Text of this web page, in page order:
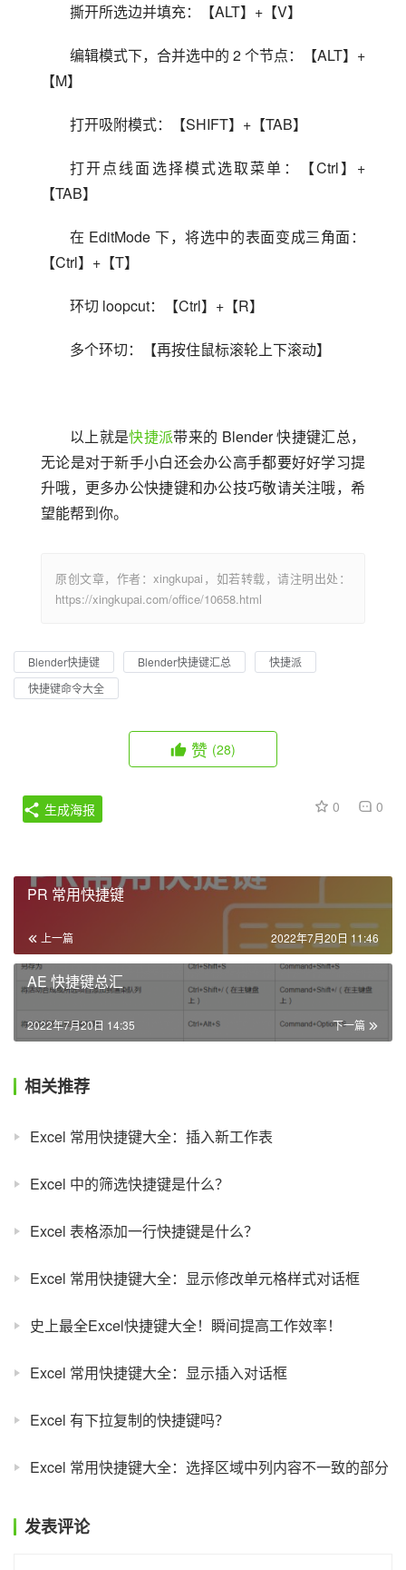
撕开所选边并填充：【ALT】+【V】
编辑模式下，合并选中的 2 个节点：【ALT】+
【M】
打开吸附模式：【SHIFT】+【TAB】
打开点线面选择模式选取菜单：【Ctrl】+
【TAB】
在 EditMode 下，将选中的表面变成三角面：
【Ctrl】+【T】
环切 loopcut：【Ctrl】+【R】
多个环切：【再按住鼠标滚轮上下滚动】
以上就是快捷派带来的 Blender 快捷键汇总，
无论是对于新手小白还会办公高手都要好好学习提
升哦，更多办公快捷键和办公技巧敬请关注哦，希
望能帮到你。
原创文章，作者：xingkupai，如若转载，请注明出处：
https://xingkupai.com/office/10658.html
Blender快捷键 Blender快捷键汇总
快捷派
快捷键命令大全
赞 (28)
0 0
生成海报
PR 常用快捷键
上一篇 2022年7月20日 11:46
AE 快捷键总汇
下一篇
2022年7月20日 14:35
相关推荐
Excel 常用快捷键大全：插入新工作表
Excel 中的筛选快捷键是什么？
Excel 表格添加一行快捷键是什么？
Excel 常用快捷键大全：显示修改单元格样式对话框
史上最全Excel快捷键大全！瞬间提高工作效率！
Excel 常用快捷键大全：显示插入对话框
Excel 有下拉复制的快捷键吗？
Excel 常用快捷键大全：选择区域中列内容不一致的部分
发表评论